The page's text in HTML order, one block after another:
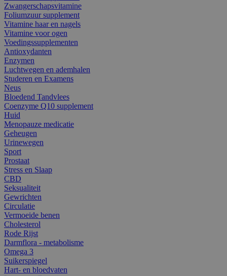
Zwangerschapsvitamine
Foliumzuur supplement
Vitamine haar en nagels
Vitamine voor ogen
Voedingssupplementen
Antioxydanten
Enzymen
Luchtwegen en ademhalen
Studeren en Examens
Neus
Bloedend Tandvlees
Coenzyme Q10 supplement
Huid
Menopauze medicatie
Geheugen
Urinewegen
Sport
Prostaat
Stress en Slaap
CBD
Seksualiteit
Gewrichten
Circulatie
Vermoeide benen
Cholesterol
Rode Rijst
Darmflora - metabolisme
Omega 3
Suikerspiegel
Hart- en bloedvaten